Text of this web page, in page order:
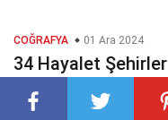
COĞRAFYA 01 Ara 2024
34 Hayalet Şehirler